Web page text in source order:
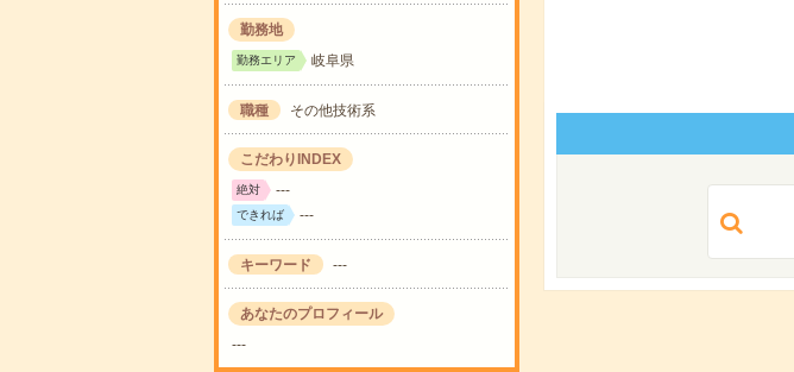
勤務地
勤務エリア 岐阜県
職種 その他技術系
こだわりINDEX
絶対 ---
できれば ---
キーワード ---
あなたのプロフィール
---